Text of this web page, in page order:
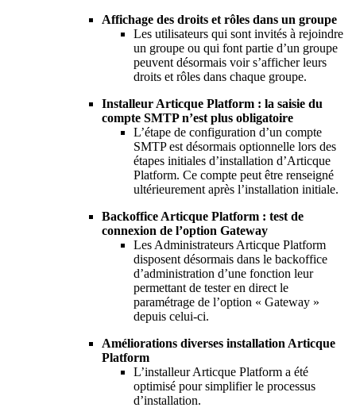
Affichage des droits et rôles dans un groupe
Les utilisateurs qui sont invités à rejoindre
un groupe ou qui font partie d’un groupe
peuvent désormais voir s’afficher leurs
droits et rôles dans chaque groupe.
Installeur Articque Platform : la saisie du
compte SMTP n’est plus obligatoire
L’étape de configuration d’un compte
SMTP est désormais optionnelle lors des
étapes initiales d’installation d’Articque
Platform. Ce compte peut être renseigné
ultérieurement après l’installation initiale.
Backoffice Articque Platform : test de
connexion de l’option Gateway
Les Administrateurs Articque Platform
disposent désormais dans le backoffice
d’administration d’une fonction leur
permettant de tester en direct le
paramétrage de l’option « Gateway »
depuis celui-ci.
Améliorations diverses installation Articque
Platform
L’installeur Articque Platform a été
optimisé pour simplifier le processus
d’installation.